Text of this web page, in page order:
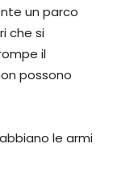
un parco
che si
il
possono
le armi